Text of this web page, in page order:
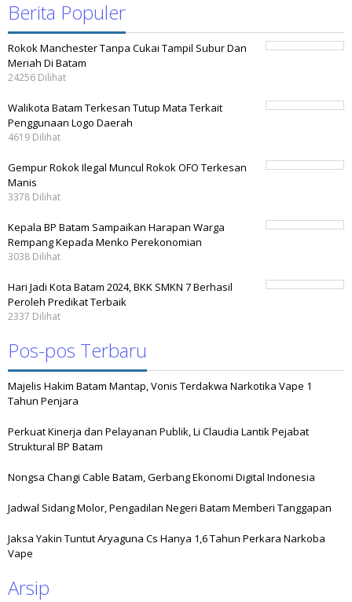
Berita Populer
Rokok Manchester Tanpa Cukai Tampil Subur Dan
Meriah Di Batam
24256 Dilihat
Walikota Batam Terkesan Tutup Mata Terkait
Penggunaan Logo Daerah
4619 Dilihat
Gempur Rokok Ilegal Muncul Rokok OFO Terkesan
Manis
3378 Dilihat
Kepala BP Batam Sampaikan Harapan Warga
Rempang Kepada Menko Perekonomian
3038 Dilihat
Hari Jadi Kota Batam 2024, BKK SMKN 7 Berhasil
Peroleh Predikat Terbaik
2337 Dilihat
Pos-pos Terbaru
Majelis Hakim Batam Mantap, Vonis Terdakwa Narkotika Vape 1
Tahun Penjara
Perkuat Kinerja dan Pelayanan Publik, Li Claudia Lantik Pejabat
Struktural BP Batam
Nongsa Changi Cable Batam, Gerbang Ekonomi Digital Indonesia
Jadwal Sidang Molor, Pengadilan Negeri Batam Memberi Tanggapan
Jaksa Yakin Tuntut Aryaguna Cs Hanya 1,6 Tahun Perkara Narkoba
Vape
Arsip